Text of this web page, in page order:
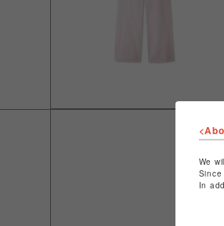
We
In